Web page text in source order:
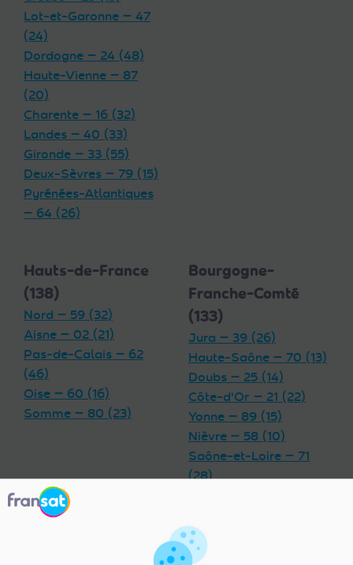
Lot-et-Garonne — 47
(24)
Dordogne — 24 (48)
Haute-Vienne — 87
(20)
Charente — 16 (32)
Landes — 40 (33)
Gironde — 33 (55)
Deux-Sèvres — 79 (15)
Pyrénées-Atlantiques
— 64 (26)
Hauts-de-France
(138)
Nord — 59 (32)
Aisne — 02 (21)
Pas-de-Calais — 62
(46)
Oise — 60 (16)
Somme — 80 (23)
Bourgogne-
Franche-Comté
(133)
Jura — 39 (26)
Haute-Saône — 70 (13)
Doubs — 25 (14)
Côte-d'Or — 21 (22)
Yonne — 89 (15)
Nièvre — 58 (10)
Saône-et-Loire — 71
(28)